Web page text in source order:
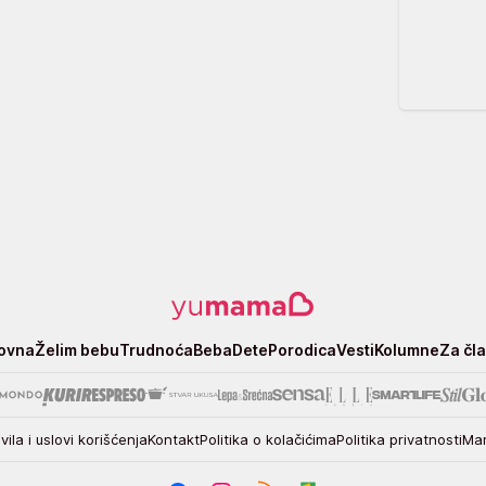
Želim bebuTrudnoćaBebaDetePorodicaVestiKolumneZa
i uslovi korišćenjaKontaktPolitika o kolačićimaPolitika privatnosti